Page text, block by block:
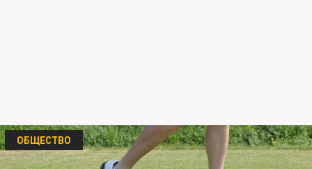
ОБЩЕСТВО